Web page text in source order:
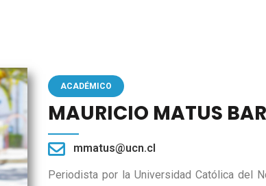
ACADÉMICO
MAURICIO MATUS
mmatus@ucn.cl
Periodista por la Universidad Católica del